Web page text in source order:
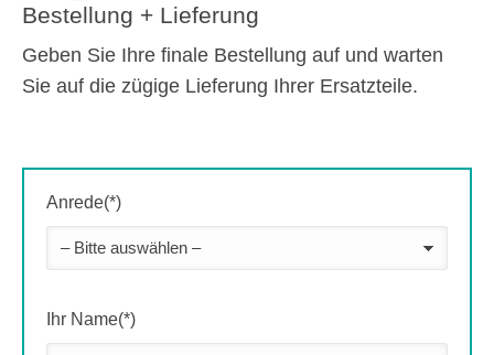
Bestellung + Lieferung
Geben Sie Ihre finale Bestellung auf und warten
Sie auf die zügige Lieferung Ihrer Ersatzteile.
Anrede(*)
Ihr Name(*)